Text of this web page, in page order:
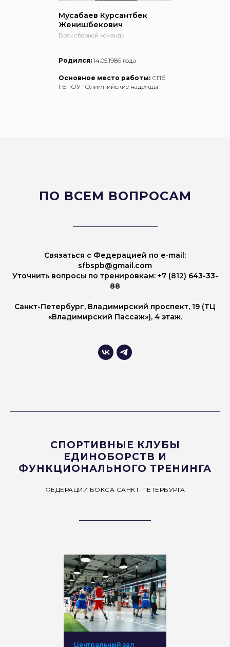
Мусабаев Курсантбек
Женишбекович
Врач сборной команды
Родился: 14.05.1986 года
Основное место работы: СПб
ГБПОУ "Олимпийские надежды"
ПО ВСЕМ ВОПРОСАМ
Связаться с Федерацией по e-mail:
sfbspb@gmail.com
Уточнить вопросы по тренировкам: +7 (812) 643-33-
88
Санкт-Петербург, Владимирский проспект, 19 (ТЦ
«Владимирский Пассаж»), 4 этаж.
СПОРТИВНЫЕ КЛУБЫ
ЕДИНОБОРСТВ И
ФУНКЦИОНАЛЬНОГО ТРЕНИНГА
ФЕДЕРАЦИИ БОКСА САНКТ-ПЕТЕРБУРГА
Центральный зал